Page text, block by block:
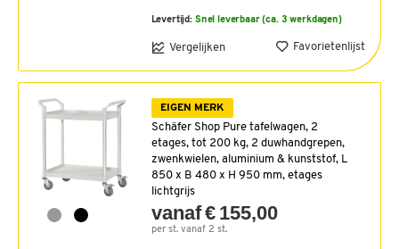
Levertijd: Snel leverbaar (ca. 3 werkdagen)
Vergelijken Favorietenlijst
EIGEN MERK
Schäfer Shop Pure tafelwagen, 2
etages, tot 200 kg, 2 duwhandgrepen,
zwenkwielen, aluminium & kunststof, L
850 x B 480 x H 950 mm, etages
lichtgrijs
vanaf € 155,00
per st. vanaf 2 st.